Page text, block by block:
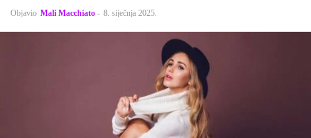
Objavio Mali Macchiato - 8. siječnja 2025.